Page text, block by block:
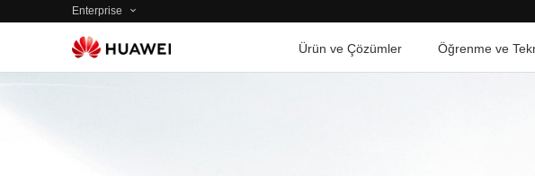
Enterprise
Ürün ve Çözümler Öğrenme ve